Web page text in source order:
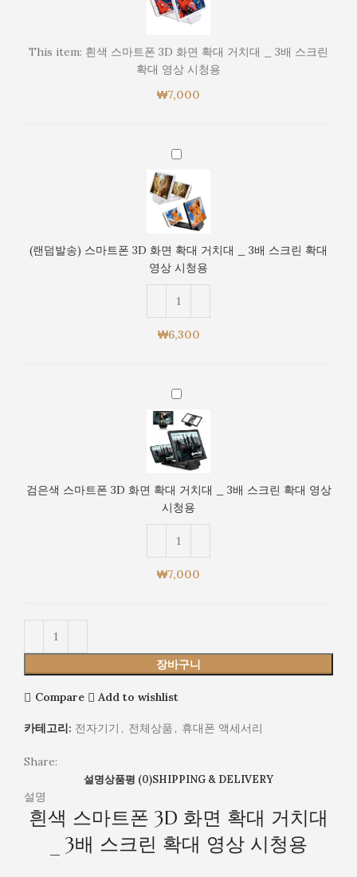
마
트
3D
화
면
거
대
_
3
스
크
린
확
대
영
청
용
This item: 흰색 스마트폰 3D 화면 확대 거치대 _ 3배 스크린
확대 영상 시청용
₩7,000
(랜
발
송)
스
트
폰
면
확
치
대
_
3
배
스
크
확
대
영
(랜덤발송) 스마트폰 3D 화면 확대 거치대 _ 3배 스크린 확대
영상 시청용
₩6,300
검
은
색
스
마
폰
3D
확
대
_
3
크
대
상
청
검은색 스마트폰 3D 화면 확대 거치대 _ 3배 스크린 확대 영상
시청용
₩7,000
장바구니
Compare Add to wishlist
카테고리: 전자기기 , 전체상품 , 휴대폰 액세서리
Share:
설명상품평 (0)SHIPPING & DELIVERY
설명
흰색 스마트폰 3D 화면 확대 거치대
_ 3배 스크린 확대 영상 시청용